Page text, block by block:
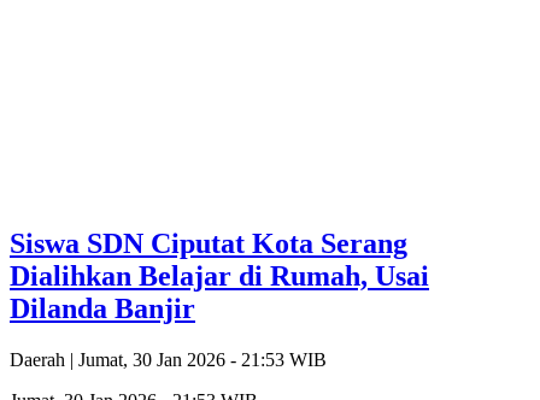
‎Siswa SDN Ciputat Kota Serang
Dialihkan Belajar di Rumah, Usai
Dilanda Banjir
Daerah | Jumat, 30 Jan 2026 - 21:53 WIB